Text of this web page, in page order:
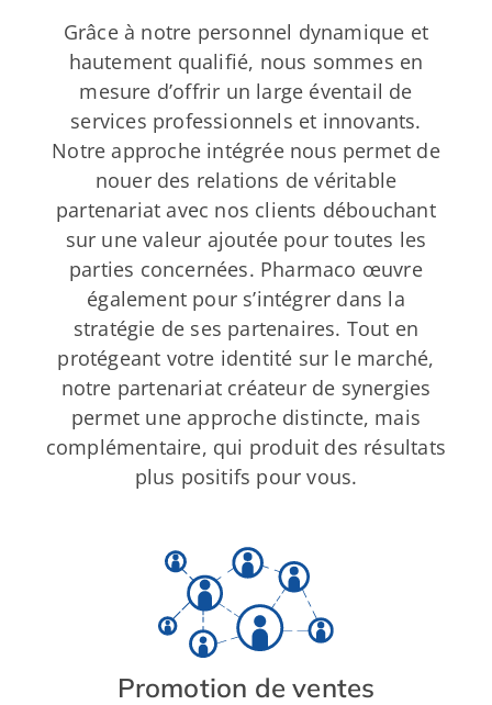
Grâce à notre personnel dynamique et
hautement qualifié, nous sommes en
mesure d’offrir un large éventail de
services professionnels et innovants.
Notre approche intégrée nous permet de
nouer des relations de véritable
partenariat avec nos clients débouchant
sur une valeur ajoutée pour toutes les
parties concernées. Pharmaco œuvre
également pour s’intégrer dans la
stratégie de ses partenaires. Tout en
protégeant votre identité sur le marché,
notre partenariat créateur de synergies
permet une approche distincte, mais
complémentaire, qui produit des résultats
plus positifs pour vous.
Promotion de ventes